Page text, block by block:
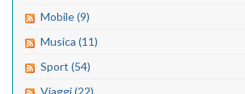
Mobile (9)
Musica (11)
Sport (54)